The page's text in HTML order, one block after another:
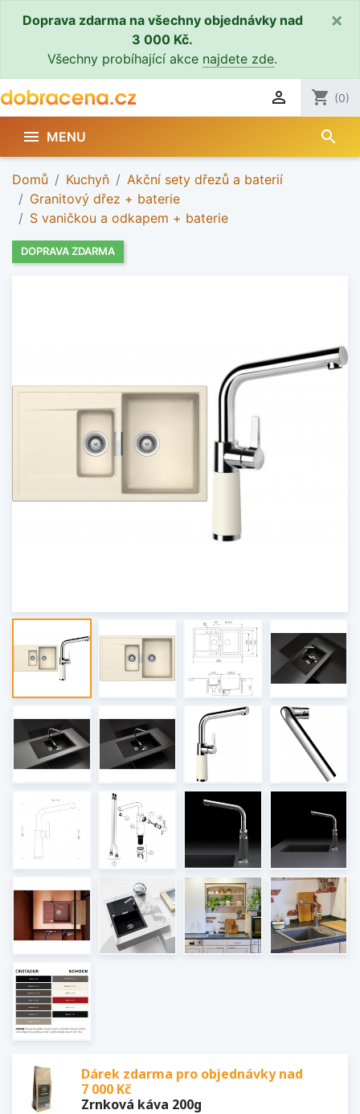
Doprava zdarma na všechny objednávky nad
3 000 Kč.
Všechny probíhající akce najdete zde.
×
 shopping_cart (0)
 MENU search
Domů Kuchyň
Akční sety dřezů a baterií
Granitový dřez + baterie
S vaničkou a odkapem + baterie
DOPRAVA ZDARMA
Dárek zdarma pro objednávky nad
7 000 Kč
Zrnková káva 200g